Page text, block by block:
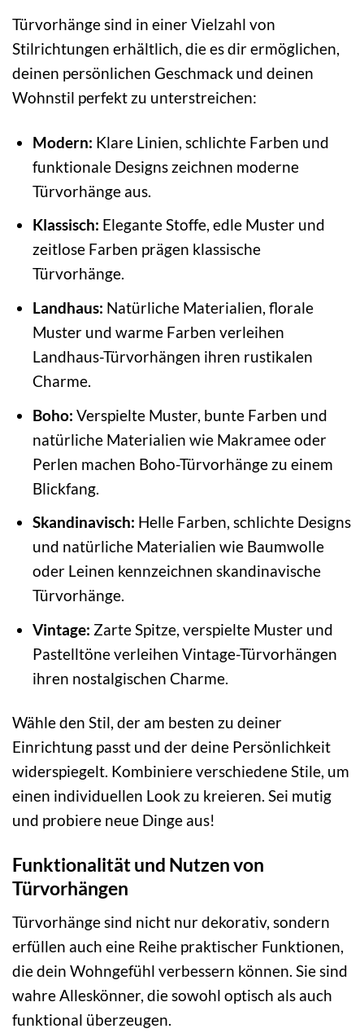
Türvorhänge sind in einer Vielzahl von
Stilrichtungen erhältlich, die es dir ermöglichen,
deinen persönlichen Geschmack und deinen
Wohnstil perfekt zu unterstreichen:
Modern: Klare Linien, schlichte Farben und
funktionale Designs zeichnen moderne
Türvorhänge aus.
Klassisch: Elegante Stoffe, edle Muster und
zeitlose Farben prägen klassische
Türvorhänge.
Landhaus: Natürliche Materialien, florale
Muster und warme Farben verleihen
Landhaus-Türvorhängen ihren rustikalen
Charme.
Boho: Verspielte Muster, bunte Farben und
natürliche Materialien wie Makramee oder
Perlen machen Boho-Türvorhänge zu einem
Blickfang.
Skandinavisch: Helle Farben, schlichte Designs
und natürliche Materialien wie Baumwolle
oder Leinen kennzeichnen skandinavische
Türvorhänge.
Vintage: Zarte Spitze, verspielte Muster und
Pastelltöne verleihen Vintage-Türvorhängen
ihren nostalgischen Charme.
Wähle den Stil, der am besten zu deiner
Einrichtung passt und der deine Persönlichkeit
widerspiegelt. Kombiniere verschiedene Stile, um
einen individuellen Look zu kreieren. Sei mutig
und probiere neue Dinge aus!
Funktionalität und Nutzen von
Türvorhängen
Türvorhänge sind nicht nur dekorativ, sondern
erfüllen auch eine Reihe praktischer Funktionen,
die dein Wohngefühl verbessern können. Sie sind
wahre Alleskönner, die sowohl optisch als auch
funktional überzeugen.